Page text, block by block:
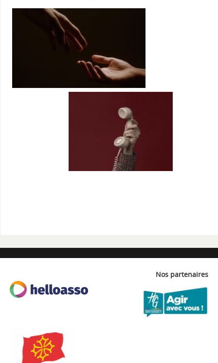
Nos partenaires